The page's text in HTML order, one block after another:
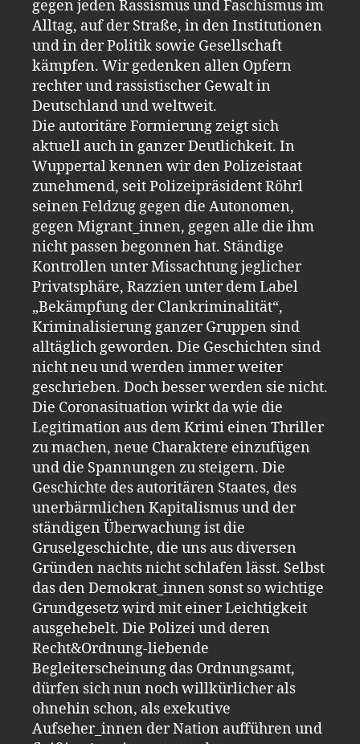
gegen jeden Rassismus und Faschismus im
Alltag, auf der Straße, in den Institutionen
und in der Politik sowie Gesellschaft
kämpfen. Wir gedenken allen Opfern
rechter und rassistischer Gewalt in
Deutschland und weltweit.
Die autoritäre Formierung zeigt sich
aktuell auch in ganzer Deutlichkeit. In
Wuppertal kennen wir den Polizeistaat
zunehmend, seit Polizeipräsident Röhrl
seinen Feldzug gegen die Autonomen,
gegen Migrant_innen, gegen alle die ihm
nicht passen begonnen hat. Ständige
Kontrollen unter Missachtung jeglicher
Privatsphäre, Razzien unter dem Label
„Bekämpfung der Clankriminalität“,
Kriminalisierung ganzer Gruppen sind
alltäglich geworden. Die Geschichten sind
nicht neu und werden immer weiter
geschrieben. Doch besser werden sie nicht.
Die Coronasituation wirkt da wie die
Legitimation aus dem Krimi einen Thriller
zu machen, neue Charaktere einzufügen
und die Spannungen zu steigern. Die
Geschichte des autoritären Staates, des
unerbärmlichen Kapitalismus und der
ständigen Überwachung ist die
Gruselgeschichte, die uns aus diversen
Gründen nachts nicht schlafen lässt. Selbst
das den Demokrat_innen sonst so wichtige
Grundgesetz wird mit einer Leichtigkeit
ausgehebelt. Die Polizei und deren
Recht&Ordnung-liebende
Begleiterscheinung das Ordnungsamt,
dürfen sich nun noch willkürlicher als
ohnehin schon, als exekutive
Aufseher_innen der Nation aufführen und